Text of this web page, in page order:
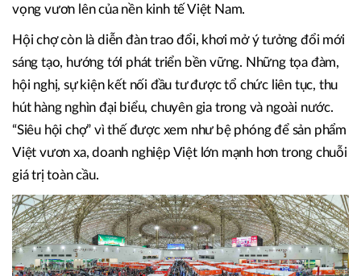
chợ” thành công với giá trị thương mại gần 5.000 tỷ đồng
gia của hơn 2.500 doanh nghiệp, tổ chức trong và ngoài
nước, Hội chợ Mùa Thu lần thứ nhất - 2025 được ví như
một “bức tranh toàn cảnh” về sức sống, bản sắc và khát
vọng vươn lên của nền kinh tế Việt Nam.
Hội chợ còn là diễn đàn trao đổi, khơi mở ý tưởng đổi mới
sáng tạo, hướng tới phát triển bền vững. Những tọa đàm,
hội nghị, sự kiện kết nối đầu tư được tổ chức liên tục, thu
hút hàng nghìn đại biểu, chuyên gia trong và ngoài nước.
“Siêu hội chợ” vì thế được xem như bệ phóng để sản phẩm
Việt vươn xa, doanh nghiệp Việt lớn mạnh hơn trong chuỗi